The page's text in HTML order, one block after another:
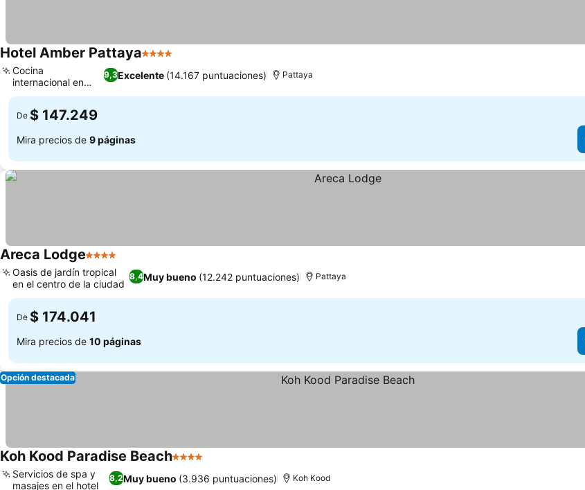
Hotel Amber Pattaya4 Estrellas
9,3Excelente (14.167 puntuaciones)
Cocina
internacional en
Mind Bistro
Pattaya
De $ 147.249
Mira precios de 9 páginas
Areca Lodge4 Estrellas
8,4Muy bueno (12.242 puntuaciones)
Oasis de jardín tropical
en el centro de la ciudad
Pattaya
De $ 174.041
Mira precios de 10 páginas
Opción destacada
Koh Kood Paradise Beach4 Estrellas
8,2Muy bueno (3.936 puntuaciones)
Servicios de spa y
masajes en el hotel
Koh Kood